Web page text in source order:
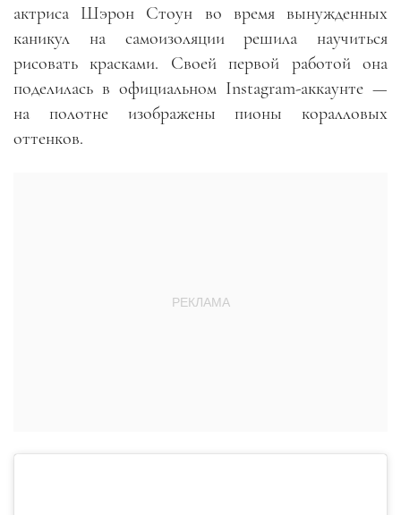
актриса Шэрон Стоун во время вынужденных
каникул на самоизоляции решила научиться
рисовать красками. Своей первой работой она
поделилась в официальном Instagram-аккаунте —
на полотне изображены пионы коралловых
оттенков.